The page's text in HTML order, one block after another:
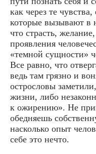
как через те
которые вызывают в
что страсть,
проявления
«темной сущности»
Все равно, что
ведь там грязно и
острословы
жизни, либо
к ожирению». Не
обедняешь
насколько опыт
себе это нечто.